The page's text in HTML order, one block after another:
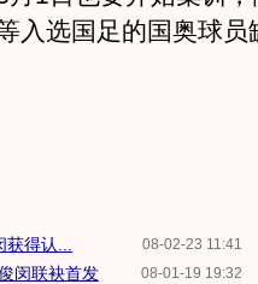
入选国足的国奥球员
08-02-23 11:41
得认...
08-01-19 19:32
闵联袂首发